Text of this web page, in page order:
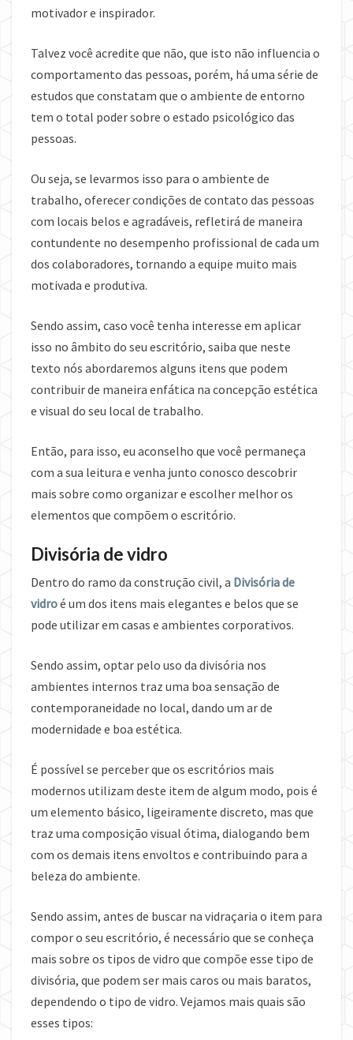
motivador e inspirador.
Talvez você acredite que não, que isto não influencia o
comportamento das pessoas, porém, há uma série de
estudos que constatam que o ambiente de entorno
tem o total poder sobre o estado psicológico das
pessoas.
Ou seja, se levarmos isso para o ambiente de
trabalho, oferecer condições de contato das pessoas
com locais belos e agradáveis, refletirá de maneira
contundente no desempenho profissional de cada um
dos colaboradores, tornando a equipe muito mais
motivada e produtiva.
Sendo assim, caso você tenha interesse em aplicar
isso no âmbito do seu escritório, saiba que neste
texto nós abordaremos alguns itens que podem
contribuir de maneira enfática na concepção estética
e visual do seu local de trabalho.
Então, para isso, eu aconselho que você permaneça
com a sua leitura e venha junto conosco descobrir
mais sobre como organizar e escolher melhor os
elementos que compõem o escritório.
Divisória de vidro
Dentro do ramo da construção civil, a Divisória de
vidroé um dos itens mais elegantes e belos que se
pode utilizar em casas e ambientes corporativos.
Sendo assim, optar pelo uso da divisória nos
ambientes internos traz uma boa sensação de
contemporaneidade no local, dando um ar de
modernidade e boa estética.
É possível se perceber que os escritórios mais
modernos utilizam deste item de algum modo, pois é
um elemento básico, ligeiramente discreto, mas que
traz uma composição visual ótima, dialogando bem
com os demais itens envoltos e contribuindo para a
beleza do ambiente.
Sendo assim, antes de buscar na vidraçaria o item para
compor o seu escritório, é necessário que se conheça
mais sobre os tipos de vidro que compõe esse tipo de
divisória, que podem ser mais caros ou mais baratos,
dependendo o tipo de vidro. Vejamos mais quais são
esses tipos: